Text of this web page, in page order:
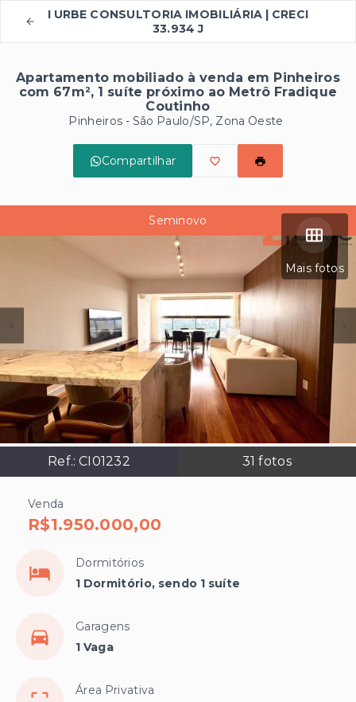
I URBE CONSULTORIA IMOBILIÁRIA | CRECI
33.934 J
Apartamento mobiliado à venda em Pinheiros
com 67m², 1 suíte próximo ao Metrô Fradique
Coutinho
Pinheiros - São Paulo/SP, Zona Oeste
Compartilhar
Mais fotos
Ref.: CI01232 31 fotos
Seminovo
Venda
R$1.950.000,00
Dormitórios
1 Dormitório, sendo 1 suíte
Garagens
1 Vaga
Área Privativa